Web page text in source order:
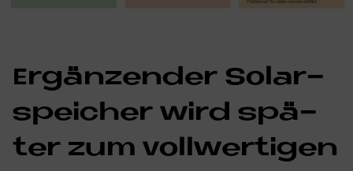
Er­gän­zen­der So­lar­
spei­cher wird spä­
ter zum voll­wer­ti­gen